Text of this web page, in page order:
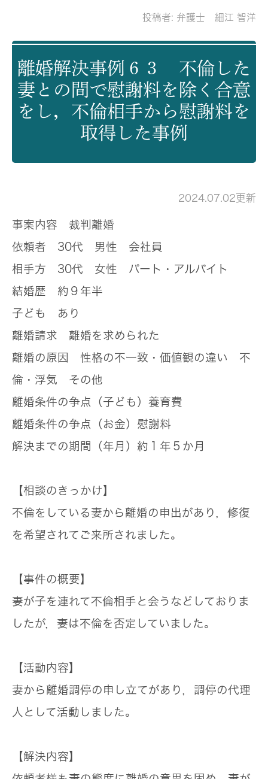
投稿者: 弁護士 細江 智洋
離婚解決事例６３ 不倫した
妻との間で慰謝料を除く合意
をし，不倫相手から慰謝料を
取得した事例
2024.07.02更新
事案内容 裁判離婚
依頼者 30代 男性 会社員
相手方 30代 女性 パート・アルバイト
結婚歴 約９年半
子ども あり
離婚請求 離婚を求められた
離婚の原因 性格の不一致・価値観の違い 不
倫・浮気 その他
離婚条件の争点（子ども） 養育費
離婚条件の争点（お金） 慰謝料
解決までの期間（年月） 約１年５か月
【相談のきっかけ】
不倫をしている妻から離婚の申出があり，修復
を希望されてご来所されました。
【事件の概要】
妻が子を連れて不倫相手と会うなどしておりま
したが，妻は不倫を否定していました。
【活動内容】
妻から離婚調停の申し立てがあり，調停の代理
人として活動しました。
【解決内容】